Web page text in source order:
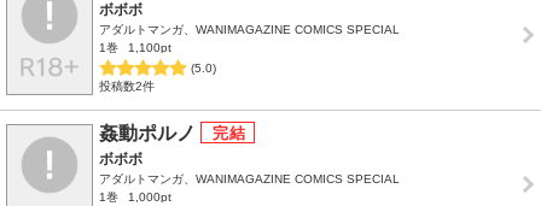
ボボボ
アダルトマンガ、WANIMAGAZINE COMICS SPECIAL
1巻
1,100pt
(5.0)
投稿数2件
姦動ポルノ
ボボボ
アダルトマンガ、WANIMAGAZINE COMICS SPECIAL
1巻
1,000pt